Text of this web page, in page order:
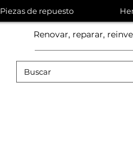
Renovar, reparar,
Piezas de repuesto